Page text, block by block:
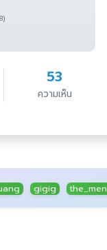
53
ความเห็น
gigig